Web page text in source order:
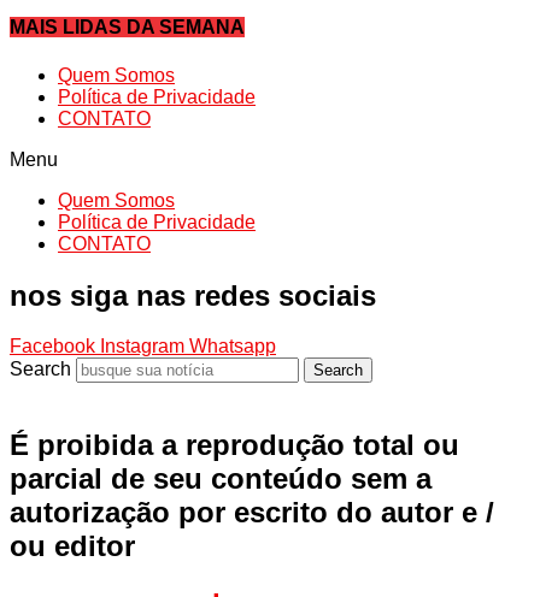
MAIS LIDAS DA SEMANA
Quem Somos
Política de Privacidade
CONTATO
Menu
Quem Somos
Política de Privacidade
CONTATO
nos siga nas redes sociais
Facebook Instagram Whatsapp
Search
Search
É proibida a reprodução total ou
parcial de seu conteúdo sem a
autorização por escrito do autor e /
ou editor